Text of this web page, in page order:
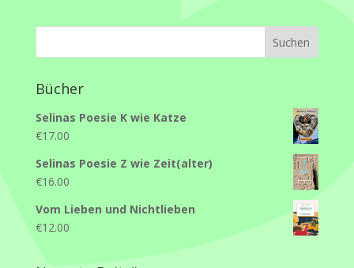
Bücher
Selinas Poesie K wie Katze
€17.00
Selinas Poesie Z wie Zeit(alter)
€16.00
Vom Lieben und Nichtlieben
€12.00